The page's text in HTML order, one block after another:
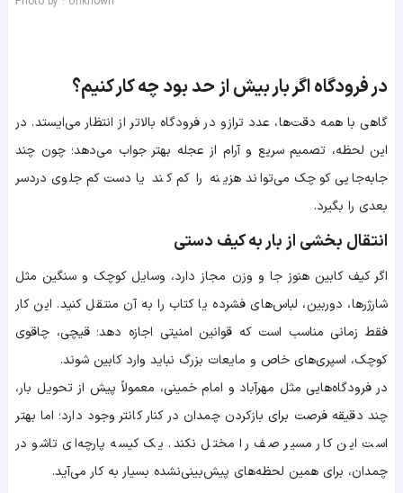
در فرودگاه اگر بار بیش از حد بود چه کار کنیم؟
گاهی با همه دقت‌ها، عدد ترازو در فرودگاه بالاتر از انتظار می‌ایستد. در
این لحظه، تصمیم سریع و آرام از عجله بهتر جواب می‌دهد؛ چون چند
جابه‌جایی کوچک می‌تواند هزینه را کم کند یا دست‌کم جلوی دردسر
بعدی را بگیرد.
انتقال بخشی از بار به کیف دستی
اگر کیف کابین هنوز جا و وزن مجاز دارد، وسایل کوچک و سنگین مثل
شارژرها، دوربین، لباس‌های فشرده یا کتاب را به آن منتقل کنید. این کار
فقط زمانی مناسب است که قوانین امنیتی اجازه دهد؛ قیچی، چاقوی
کوچک، اسپری‌های خاص و مایعات بزرگ نباید وارد کابین شوند.
در فرودگاه‌هایی مثل مهرآباد و امام خمینی، معمولاً پیش از تحویل بار،
چند دقیقه فرصت برای بازکردن چمدان در کنار کانتر وجود دارد؛ اما بهتر
است این کار مسیر صف را مختل نکند. یک کیسه پارچه‌ای تاشو در
چمدان، برای همین لحظه‌های پیش‌بینی‌نشده بسیار به کار می‌آید.